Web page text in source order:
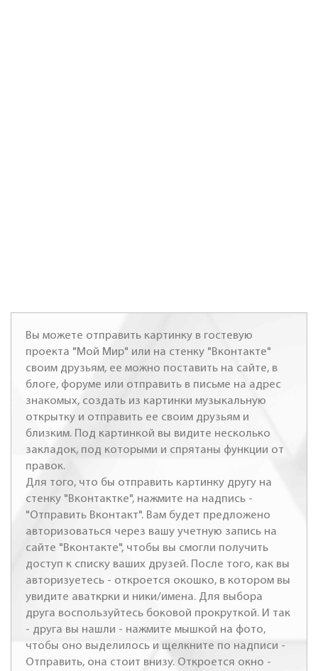
Вы можете отправить картинку в гостевую
проекта "Мой Мир" или на стенку "Вконтакте"
своим друзьям, ее можно поставить на сайте, в
блоге, форуме или отправить в письме на адрес
знакомых, создать из картинки музыкальную
открытку и отправить ее своим друзьям и
близким. Под картинкой вы видите несколько
закладок, под которыми и спрятаны функции от
правок.
Для того, что бы отправить картинку другу на
стенку "Вконтактке", нажмите на надпись -
"Отправить Вконтакт". Вам будет предложено
авторизоваться через вашу учетную запись на
сайте "Вконтакте", чтобы вы смогли получить
доступ к списку ваших друзей. После того, как вы
авторизуетесь - откроется окошко, в котором вы
увидите аваткрки и ники/имена. Для выбора
друга воспользуйтесь боковой прокруткой. И так
- друга вы нашли - нажмите мышкой на фото,
чтобы оно выделилось и щелкните по надписи -
Отправить, она стоит внизу. Откроется окно -